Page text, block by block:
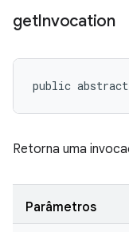
getInvocation
public
Retorna uma
Parâmetros